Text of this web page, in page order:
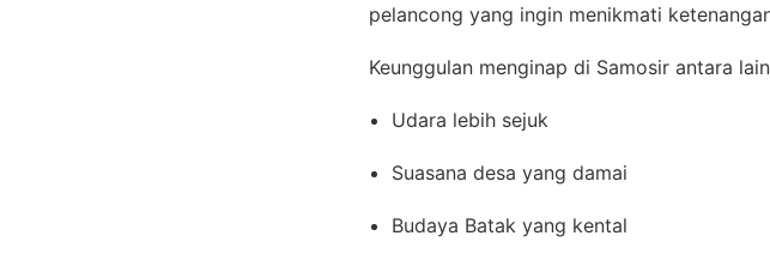
pelancong yang ingin menikmati
Keunggulan menginap di Samosir antara
Udara lebih sejuk
Suasana desa yang damai
Budaya Batak yang kental